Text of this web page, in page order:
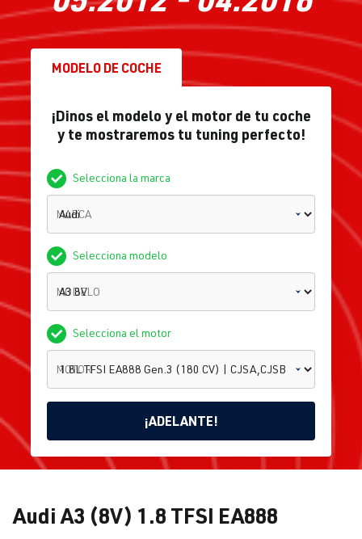
MODELO DE COCHE
¡Dinos el modelo y el motor de tu coche
y te mostraremos tu tuning perfecto!
Selecciona la marca
MARCA
Selecciona modelo
MODELO
Selecciona el motor
MOTOR
¡ADELANTE!
EA888
Gen.3 (180
Audi A3 (8V) 1.8 TFSI EA888